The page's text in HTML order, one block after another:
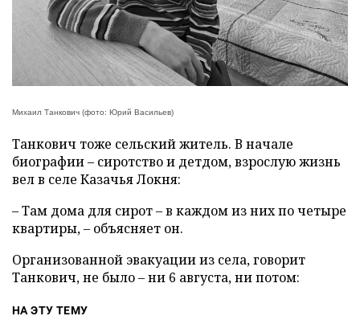
Михаил Танкович (фото: Юрий Васильев)
Танкович тоже сельский житель. В начале
биографии – сиротство и детдом, взрослую жизнь
вел в селе Казачья Локня:
– Там дома для сирот – в каждом из них по четыре
квартиры, – объясняет он.
Организованной эвакуации из села, говорит
Танкович, не было – ни 6 августа, ни потом:
НА ЭТУ ТЕМУ